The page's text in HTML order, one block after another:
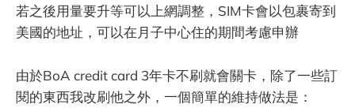
若之後用量要升等可以上網調整，SIM卡會以包裹寄到
美國的地址，可以在月子中心住的期間考慮申辦
由於BoA credit card 3年卡不刷就會關卡，除了一些訂
閱的東西我改刷他之外，一個簡單的維持做法是：